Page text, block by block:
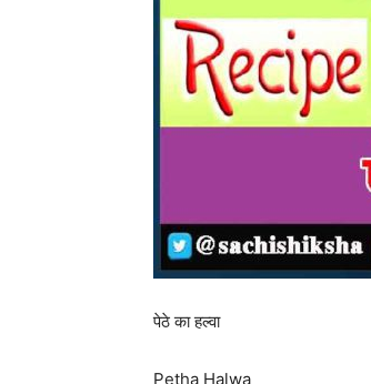
पेठे का हल्वा
Petha Halwa